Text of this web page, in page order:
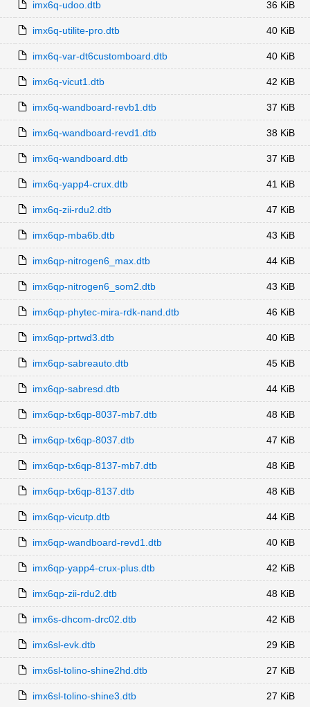
imx6q-udoo.dtb 36 KiB
imx6q-utilite-pro.dtb 40 KiB
imx6q-var-dt6customboard.dtb 40 KiB
imx6q-vicut1.dtb 42 KiB
imx6q-wandboard-revb1.dtb 37 KiB
imx6q-wandboard-revd1.dtb 38 KiB
imx6q-wandboard.dtb 37 KiB
imx6q-yapp4-crux.dtb 41 KiB
imx6q-zii-rdu2.dtb 47 KiB
imx6qp-mba6b.dtb 43 KiB
imx6qp-nitrogen6_max.dtb 44 KiB
imx6qp-nitrogen6_som2.dtb 43 KiB
imx6qp-phytec-mira-rdk-nand.dtb 46 KiB
imx6qp-prtwd3.dtb 40 KiB
imx6qp-sabreauto.dtb 45 KiB
imx6qp-sabresd.dtb 44 KiB
imx6qp-tx6qp-8037-mb7.dtb 48 KiB
imx6qp-tx6qp-8037.dtb 47 KiB
imx6qp-tx6qp-8137-mb7.dtb 48 KiB
imx6qp-tx6qp-8137.dtb 48 KiB
imx6qp-vicutp.dtb 44 KiB
imx6qp-wandboard-revd1.dtb 40 KiB
imx6qp-yapp4-crux-plus.dtb 42 KiB
imx6qp-zii-rdu2.dtb 48 KiB
imx6s-dhcom-drc02.dtb 42 KiB
imx6sl-evk.dtb 29 KiB
imx6sl-tolino-shine2hd.dtb 27 KiB
imx6sl-tolino-shine3.dtb 27 KiB